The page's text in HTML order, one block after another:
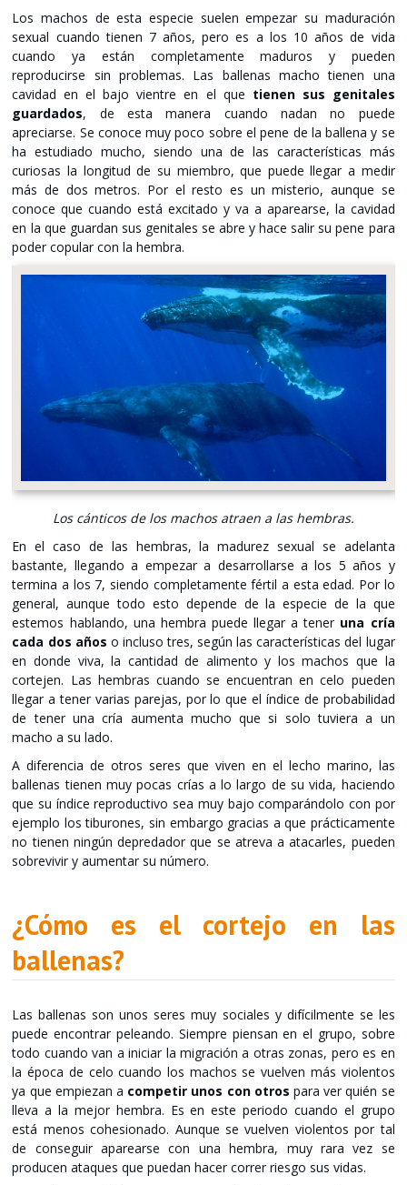
Los machos de esta especie suelen empezar su maduración
sexual cuando tienen 7 años, pero es a los 10 años de vida
cuando ya están completamente maduros y pueden
reproducirse sin problemas. Las ballenas macho tienen una
cavidad en el bajo vientre en el que tienen sus genitales
guardados, de esta manera cuando nadan no puede
apreciarse. Se conoce muy poco sobre el pene de la ballena y se
ha estudiado mucho, siendo una de las características más
curiosas la longitud de su miembro, que puede llegar a medir
más de dos metros. Por el resto es un misterio, aunque se
conoce que cuando está excitado y va a aparearse, la cavidad
en la que guardan sus genitales se abre y hace salir su pene para
poder copular con la hembra.
Los cánticos de los machos atraen a las hembras.
En el caso de las hembras, la madurez sexual se adelanta
bastante, llegando a empezar a desarrollarse a los 5 años y
termina a los 7, siendo completamente fértil a esta edad. Por lo
general, aunque todo esto depende de la especie de la que
estemos hablando, una hembra puede llegar a tener una cría
cada dos años o incluso tres, según las características del lugar
en donde viva, la cantidad de alimento y los machos que la
cortejen. Las hembras cuando se encuentran en celo pueden
llegar a tener varias parejas, por lo que el índice de probabilidad
de tener una cría aumenta mucho que si solo tuviera a un
macho a su lado.
A diferencia de otros seres que viven en el lecho marino, las
ballenas tienen muy pocas crías a lo largo de su vida, haciendo
que su índice reproductivo sea muy bajo comparándolo con por
ejemplo los tiburones, sin embargo gracias a que prácticamente
no tienen ningún depredador que se atreva a atacarles, pueden
sobrevivir y aumentar su número.
¿Cómo es el cortejo en las
ballenas?
Las ballenas son unos seres muy sociales y difícilmente se les
puede encontrar peleando. Siempre piensan en el grupo, sobre
todo cuando van a iniciar la migración a otras zonas, pero es en
la época de celo cuando los machos se vuelven más violentos
ya que empiezan a competir unos con otros para ver quién se
lleva a la mejor hembra. Es en este periodo cuando el grupo
está menos cohesionado. Aunque se vuelven violentos por tal
de conseguir aparearse con una hembra, muy rara vez se
producen ataques que puedan hacer correr riesgo sus vidas.